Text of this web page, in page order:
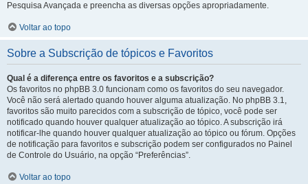
Pesquisa Avançada e preencha as diversas opções apropriadamente.
Voltar ao topo
Sobre a Subscrição de tópicos e Favoritos
Qual é a diferença entre os favoritos e a subscrição?
Os favoritos no phpBB 3.0 funcionam como os favoritos do seu navegador.
Você não será alertado quando houver alguma atualização. No phpBB 3.1,
favoritos são muito parecidos com a subscrição de tópico, você pode ser
notificado quando houver qualquer atualização ao tópico. A subscrição irá
notificar-lhe quando houver qualquer atualização ao tópico ou fórum. Opções
de notificação para favoritos e subscrição podem ser configurados no Painel
de Controle do Usuário, na opção “Preferências”.
Voltar ao topo